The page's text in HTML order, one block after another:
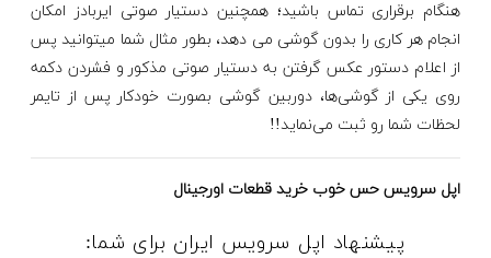
هنگام برقراری تماس باشید؛ همچنین دستیار صوتی ایربادز امکان
انجام هر کاری را بدون گوشی می دهد، بطور مثال شما میتوانید پس
از اعلام دستور عکس گرفتن به دستیار صوتی مذکور و فشردن دکمه
روی یکی از گوشی‌ها، دوربین گوشی بصورت خودکار پس از تایمر
لحظات شما رو ثبت می‌نماید!!
اپل سرویس حس خوب خرید قطعات اورجینال
پیشنهاد اپل سرویس ایران برای شما: